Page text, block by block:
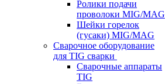
Ролики подачи
проволоки MIG/MAG
Шейки горелок
(гусаки) MIG/MAG
Сварочное оборудование
для TIG сварки
Сварочные аппараты
TIG